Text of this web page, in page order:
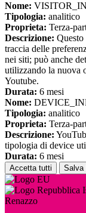
Nome:
Tipologia: analitico
Proprieta: Terza-
Descrizione: Questo
traccia delle
nei siti; può anche
utilizzando la nuova
Youtube.
Durata: 6 mesi
Nome:
Tipologia: analitico
Proprieta: Terza-
Descrizione:
tipologia di device
Durata: 6 mesi
Accetta tutti Salva
Renazzo